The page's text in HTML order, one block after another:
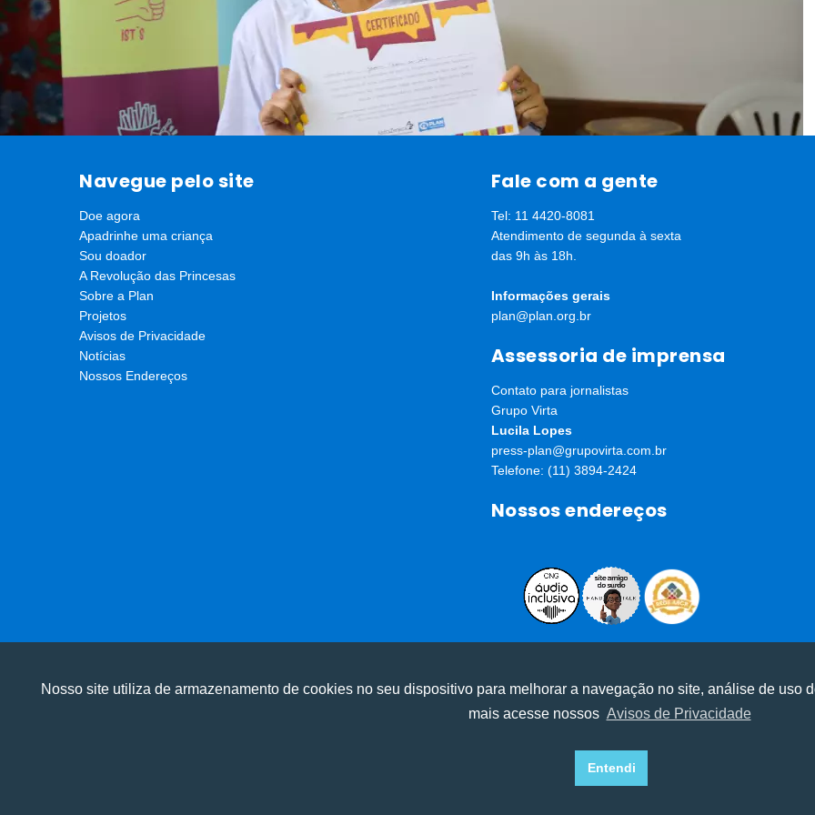
Utilizamos cookies para oferecer melhor experiência, melhorar o desempenho, analisar como você
Recusar Cookies Aceitar Cookies
Utilizamos cookies para oferecer melhor experiência, melhorar o desempenho, analisar como você
Recusar Cookies Aceitar Cookies
O momento de certificação foi de grande orgulho e emoção para os participantes do Adolescente Saudável
O final da cerimônia trouxe ainda mais felicidade para os adolescentes e educadores do PAS. Marc Dunoyer, diretor
a importância que a empresa dá ao programa e a seu impacto na vida dos jovens participantes. “A AstraZeneca financia o
programas como esse pelos próximos cinco anos”, prometeu Dunoyer. “Com esse programa, queremos que vocês percebam
atrás desses sonhos”, concluiu Camila Fagundes, gerente de assuntos governamentais da AstraZeneca.
Navegue pelo site
Doe agora
Apadrinhe uma criança
Sou doador
A Revolução das Princesas
Sobre a Plan
Projetos
Avisos de Privacidade
Notícias
Nossos Endereços
Fale com a gente
Tel: 11 4420-8081
Atendimento de segunda à sexta
das 9h às 18h.
Informações gerais
plan@plan.org.br
Assessoria de imprensa
Contato para jornalistas
Grupo Virta
Lucila Lopes
press-plan@grupovirta.com.br
Telefone: (11) 3894-2424
Nossos endereços
Nosso site utiliza de armazenamento de cookies no seu dispositivo para melhorar a navegação no site, análise de uso
mais acesse nossos Avisos de Privacidade
Entendi